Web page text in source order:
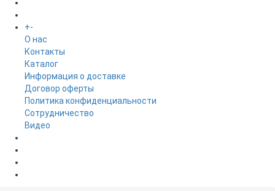
+-
O нас
Контакты
Каталог
Информация о доставке
Договор оферты
Политика конфиденциальности
Сотрудничество
Видео